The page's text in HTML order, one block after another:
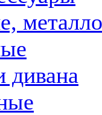
дивана